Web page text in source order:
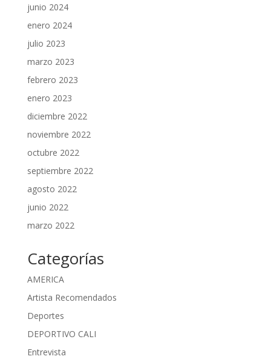
junio 2024
enero 2024
julio 2023
marzo 2023
febrero 2023
enero 2023
diciembre 2022
noviembre 2022
octubre 2022
septiembre 2022
agosto 2022
junio 2022
marzo 2022
Categorías
AMERICA
Artista Recomendados
Deportes
DEPORTIVO CALI
Entrevista